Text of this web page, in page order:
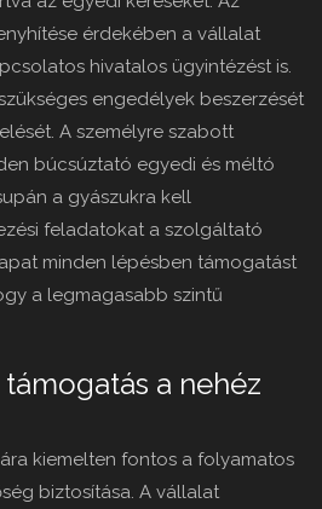
érdekében a vállalat
hivatalos ügyintézést is.
engedélyek beszerzését
A személyre szabott
búcsúztató egyedi és méltó
a gyászukra kell
feladatokat a szolgáltató
minden lépésben támogatást
a legmagasabb szintű
a nehéz
kiemelten fontos a folyamatos
biztosítása. A vállalat